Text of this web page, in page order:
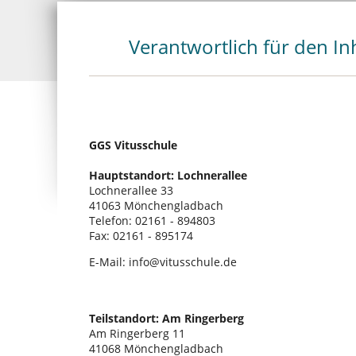
Verantwortlich für den
GGS Vitusschule
Hauptstandort: Lochnerallee
Lochnerallee 33
41063 Mönchengladbach
Telefon: 02161 - 894803
Fax: 02161 - 895174
E-Mail: info@vitusschule.de
Teilstandort: Am Ringerberg
Am Ringerberg 11
41068 Mönchengladbach